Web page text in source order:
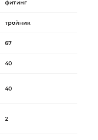
фитинг
тройник
67
40
40
2